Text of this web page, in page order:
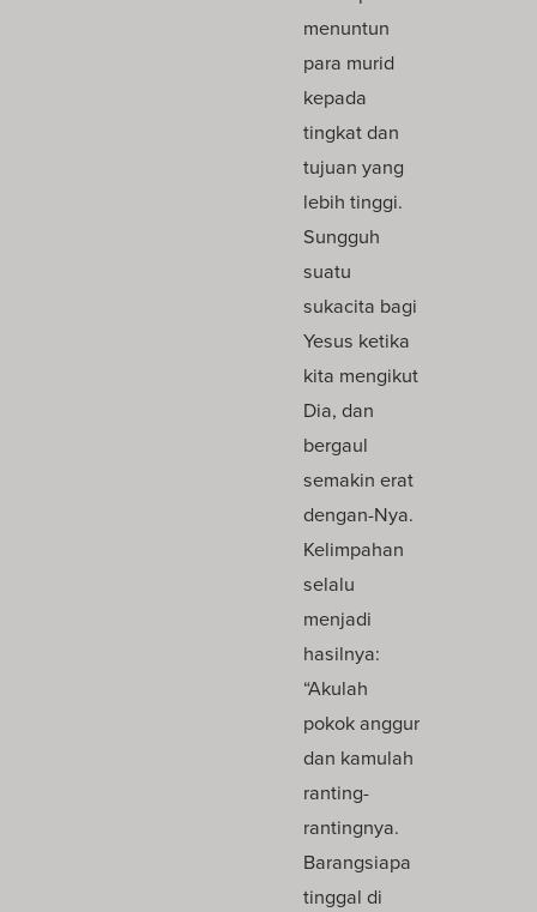
menuntun
para murid
kepada
tingkat dan
tujuan yang
lebih tinggi.
Sungguh
suatu
sukacita bagi
Yesus ketika
kita mengikut
Dia, dan
bergaul
semakin erat
dengan-Nya.
Kelimpahan
selalu
menjadi
hasilnya:
“Akulah
pokok anggur
dan kamulah
ranting-
rantingnya.
Barangsiapa
tinggal di